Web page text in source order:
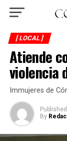
[ LOCAL ]
Atiende
violencia
Immujeres de
Published
By